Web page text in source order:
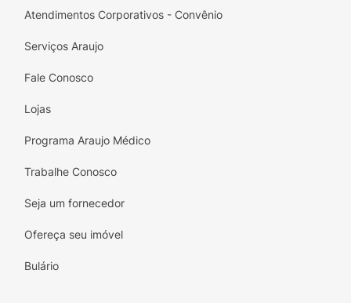
Atendimentos Corporativos - Convênio
Serviços Araujo
Fale Conosco
Lojas
Programa Araujo Médico
Trabalhe Conosco
Seja um fornecedor
Ofereça seu imóvel
Bulário